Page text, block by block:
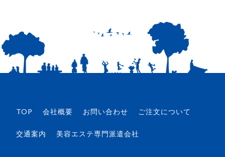
TOP 会社概要 お問い合わせ ご注文について
交通案内 美容エステ専門派遣会社